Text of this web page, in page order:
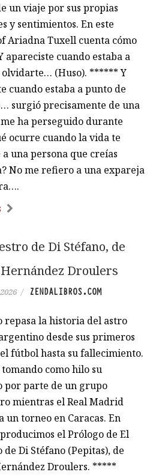
un viaje por sus propias
y sentimientos. En este
Ariadna Tuxell cuenta cómo
apareciste cuando estaba a
olvidarte… (Huso). ****** Y
cuando estaba a punto de
surgió precisamente de una
ha perseguido durante
ocurre cuando la vida te
una persona que creías
No me refiero a una expareja
de Di Stéfano, de
Droulers
/ ZENDALIBROS.COM
repasa la historia del astro
desde sus primeros
fútbol hasta su fallecimiento.
tomando como hilo su
por parte de un grupo
mientras el Real Madrid
un torneo en Caracas. En
el Prólogo de El
de Di Stéfano (Pepitas), de
Droulers. *****